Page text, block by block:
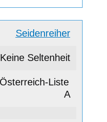
Seidenreiher
Keine Seltenheit
A